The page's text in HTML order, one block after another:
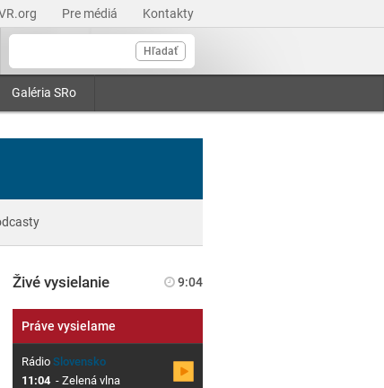
Pre médiá Kontakty
Hľadať
Galéria SRo
Živé vysielanie 9:04
Práve vysielame
RádioSlovensko
11:04 - Zelená vlna